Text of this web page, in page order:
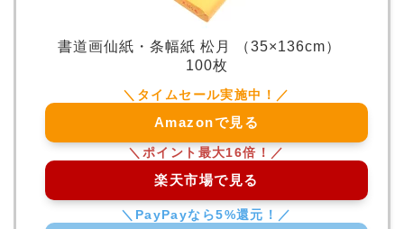
書道画仙紙・条幅紙 松月 （35×136cm）
100枚
Amazonで見る
楽天市場で見る